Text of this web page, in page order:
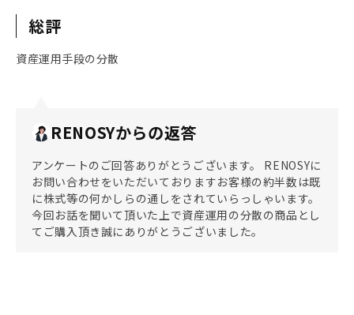
総評
資産運用手段の分散
RENOSYからの返答
アンケートのご回答ありがとうございます。 RENOSYに
お問い合わせをいただいておりますお客様の約半数は既
に株式等の何かしらの通しをされていらっしゃいます。
今回お話を聞いて頂いた上で資産運用の分散の商品とし
てご購入頂き誠にありがとうございました。